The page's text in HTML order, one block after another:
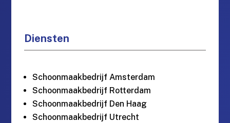
Diensten
Schoonmaakbedrijf Amsterdam
Schoonmaakbedrijf Rotterdam
Schoonmaakbedrijf Den Haag
Schoonmaakbedrijf Utrecht